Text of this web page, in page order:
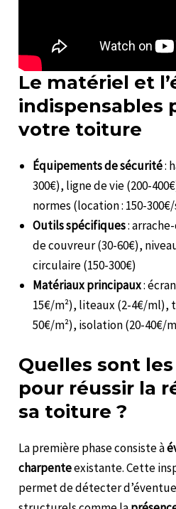
Le matériel et
indispensables
votre toiture
Équipements de sécurité:
300€), ligne de vie (200-
normes (location : 150-
Outils spécifiques:
de couvreur (30-60€),
circulaire (150-300€)
Matériaux principaux:
15€/m²), liteaux (2-4€/ml),
50€/m²), isolation (20-40€/
Quelles sont
pour réussir la
sa toiture ?
La première phase consiste à
charpenteexistante. Cette
permet de détecter